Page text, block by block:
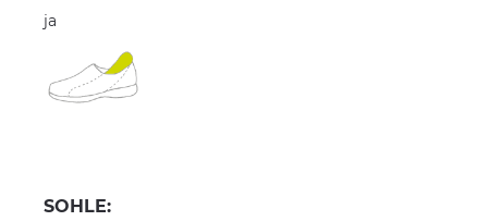
ja
SOHLE: